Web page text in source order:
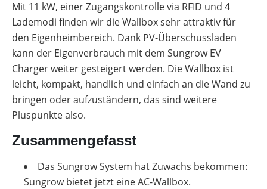
Mit 11 kW, einer Zugangskontrolle via RFID und 4
Lademodi finden wir die Wallbox sehr attraktiv für
den Eigenheimbereich. Dank PV-Überschussladen
kann der Eigenverbrauch mit dem Sungrow EV
Charger weiter gesteigert werden. Die Wallbox ist
leicht, kompakt, handlich und einfach an die Wand zu
bringen oder aufzuständern, das sind weitere
Pluspunkte also.
Zusammengefasst
Das Sungrow System hat Zuwachs bekommen:
Sungrow bietet jetzt eine AC-Wallbox.